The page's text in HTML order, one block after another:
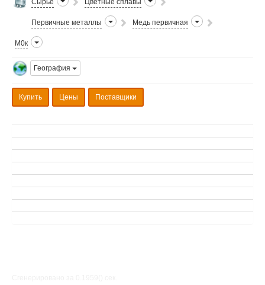
Сырьё Цветные сплавы
Первичные металлы Медь первичная
М0к
География
Купить Цены Поставщики